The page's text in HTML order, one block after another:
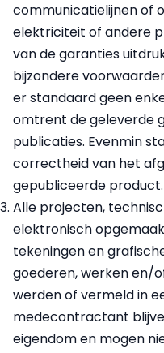
communicatielijnen of
elektriciteit of andere
van de garanties
bijzondere
er standaard geen
omtrent de geleverde
publicaties. Evenmin
correctheid van het
gepubliceerde product.
Alle projecten,
elektronisch
tekeningen en
goederen, werken en/
werden of vermeld in
medecontractant
eigendom en mogen